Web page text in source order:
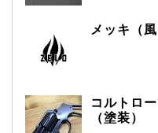
メッキ（
コルトロ
（塗装）